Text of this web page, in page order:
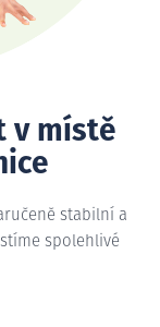
v místě
stabilní a
spolehlivé